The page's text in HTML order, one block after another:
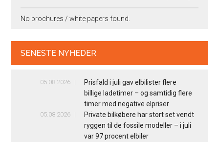
No brochures / white papers found.
SENESTE NYHEDER
05.08.2026
Prisfald i juli gav elbilister flere
billige ladetimer – og samtidig flere
timer med negative elpriser
05.08.2026
Private bilkøbere har stort set vendt
ryggen til de fossile modeller – i juli
var 97 procent elbiler